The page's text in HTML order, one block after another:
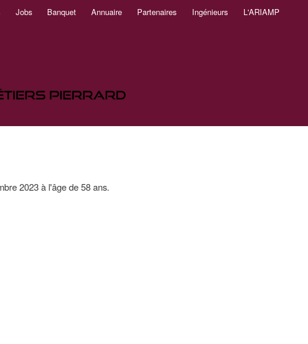
Jobs Banquet Annuaire Partenaires Ingénieurs L'ARIAMP
2023 à l'âge de 58 ans.